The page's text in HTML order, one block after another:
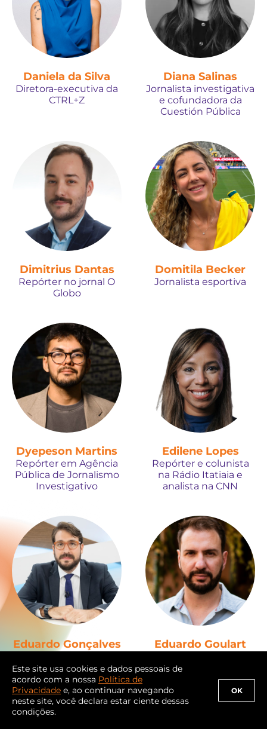
Daniela da Silva
Diretora-executiva da
CTRL+Z
Diana Salinas
Jornalista investigativa
e cofundadora da
Cuestión Pública
Dimitrius Dantas
Repórter no jornal O
Globo
Domitila Becker
Jornalista esportiva
Dyepeson Martins
Repórter em Agência
Pública de Jornalismo
Investigativo
Edilene Lopes
Repórter e colunista
na Rádio Itatiaia e
analista na CNN
Eduardo Gonçalves
Globo em Brasília
Eduardo Goulart
investigações no
Intercept Brasil
Este site usa cookies e dados pessoais de
acordo com a nossa Política de
Privacidade e, ao continuar navegando
neste site, você declara estar ciente dessas
condições.
OK